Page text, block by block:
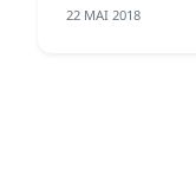
22 MAI 2018